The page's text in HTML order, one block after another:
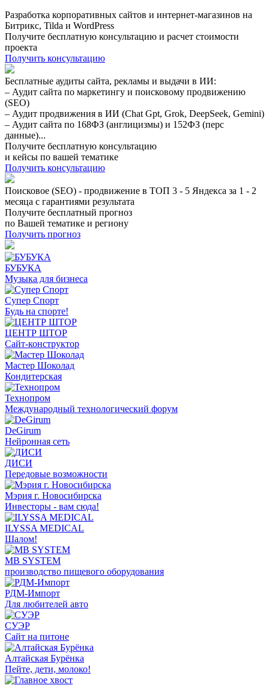
Разработка корпоративных сайтов и интернет-магазинов на
Битрикс, Tilda и WordPress
Получите бесплатную консультацию и расчет стоимости
проекта
Получить консультацию
Бесплатные аудиты сайта, рекламы и выдачи в ИИ:
– Аудит сайта по маркетингу и поисковому продвижению
(SEO)
– Аудит продвижения в ИИ (Chat Gpt, Grok, DeepSeek, Gemini)
– Аудит сайта по 168ФЗ (англицизмы) и 152ФЗ (перс
данные)...
Получите бесплатную консультацию
и кейсы по вашей тематике
Получить консультацию
Поисковое (SEO) - продвижение в ТОП 3 - 5 Яндекса за 1 - 2
месяца с гарантиями результата
Получите бесплатный прогноз
по Вашей тематике и региону
Получить прогноз
БУБУКА
Музыка для бизнеса
Супер Спорт
Будь на спорте!
ЦЕНТР ШТОР
Сайт-конструктор
Мастер Шоколад
Кондитерская
Технопром
Международный технологический форум
DeGirum
Нейронная сеть
ДИСИ
Передовые возможности
Мэрия г. Новосибирска
Инвесторы - вам сюда!
ILYSSA MEDICAL
Шалом!
MB SYSTEM
производство пищевого оборудования
РДМ-Импорт
Для любителей авто
СУЭР
Сайт на питоне
Алтайская Бурёнка
Пейте, дети, молоко!